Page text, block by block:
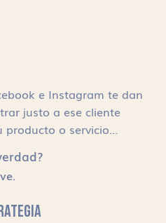
e Instagram te dan
justo a ese cliente
producto o servicio…